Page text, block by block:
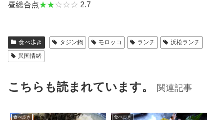
昼総合点★★☆☆☆ 2.7
食べ歩き タジン鍋 モロッコ ランチ
浜松ランチ
異国情緒
こちらも読まれています。 関連記事
食べ歩き 食べ歩き